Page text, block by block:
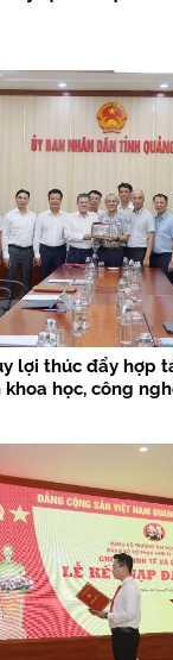
lợi thúc đẩy hợp
học, công